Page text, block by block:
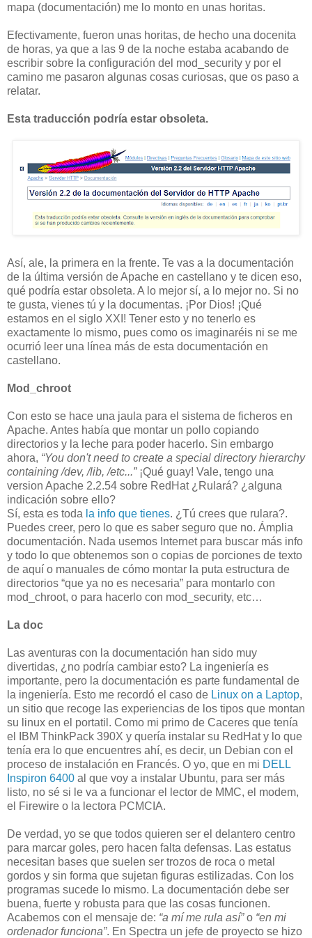
mapa (documentación) me lo monto en unas horitas.
Efectivamente, fueron unas horitas, de hecho una docenita
de horas, ya que a las 9 de la noche estaba acabando de
escribir sobre la configuración del mod_security y por el
camino me pasaron algunas cosas curiosas, que os paso a
relatar.
Esta traducción podría estar obsoleta.
Así, ale, la primera en la frente. Te vas a la documentación
de la última versión de Apache en castellano y te dicen eso,
qué podría estar obsoleta. A lo mejor sí, a lo mejor no. Si no
te gusta, vienes tú y la documentas. ¡Por Dios! ¡Qué
estamos en el siglo XXI! Tener esto y no tenerlo es
exactamente lo mismo, pues como os imaginaréis ni se me
ocurrió leer una línea más de esta documentación en
castellano.
Mod_chroot
Con esto se hace una jaula para el sistema de ficheros en
Apache. Antes había que montar un pollo copiando
directorios y la leche para poder hacerlo. Sin embargo
ahora, “You don't need to create a special directory hierarchy
containing /dev, /lib, /etc...”¡Qué guay! Vale, tengo una
version Apache 2.2.54 sobre RedHat ¿Rulará? ¿alguna
indicación sobre ello?
Sí, esta es toda la info que tienes. ¿Tú crees que rulara?.
Puedes creer, pero lo que es saber seguro que no. Ámplia
documentación. Nada usemos Internet para buscar más info
y todo lo que obtenemos son o copias de porciones de texto
de aquí o manuales de cómo montar la puta estructura de
directorios “que ya no es necesaria” para montarlo con
mod_chroot, o para hacerlo con mod_security, etc…
La doc
Las aventuras con la documentación han sido muy
divertidas, ¿no podría cambiar esto? La ingeniería es
importante, pero la documentación es parte fundamental de
la ingeniería. Esto me recordó el caso de Linux on a Laptop,
un sitio que recoge las experiencias de los tipos que montan
su linux en el portatil. Como mi primo de Caceres que tenía
el IBM ThinkPack 390X y quería instalar su RedHat y lo que
tenía era lo que encuentres ahí, es decir, un Debian con el
proceso de instalación en Francés. O yo, que en mi DELL
Inspiron 6400 al que voy a instalar Ubuntu, para ser más
listo, no sé si le va a funcionar el lector de MMC, el modem,
el Firewire o la lectora PCMCIA.
De verdad, yo se que todos quieren ser el delantero centro
para marcar goles, pero hacen falta defensas. Las estatus
necesitan bases que suelen ser trozos de roca o metal
gordos y sin forma que sujetan figuras estilizadas. Con los
programas sucede lo mismo. La documentación debe ser
buena, fuerte y robusta para que las cosas funcionen.
Acabemos con el mensaje de: “a mí me rula así”o “en mi
ordenador funciona”. En Spectra un jefe de proyecto se hizo